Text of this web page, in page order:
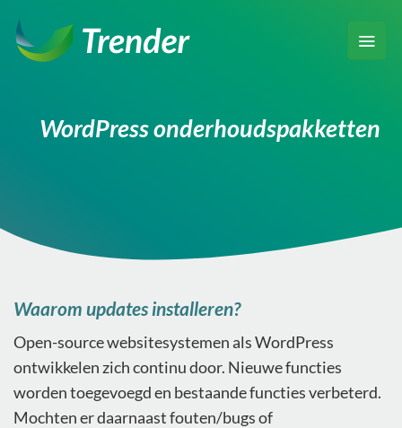
naar
inhoud
WordPress onderhoudspakketten
Waarom updates installeren?
Open-source websitesystemen als WordPress
ontwikkelen zich continu door. Nieuwe functies
worden toegevoegd en bestaande functies verbeterd.
Mochten er daarnaast fouten/bugs of